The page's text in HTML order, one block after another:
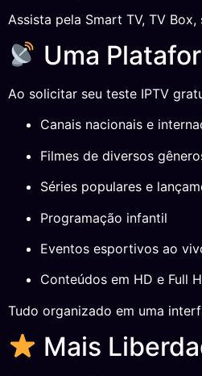
Assista pela Smart TV, TV
Uma
Ao solicitar seu teste IPTV
Canais nacionais e
Filmes de diversos
Séries populares e
Programação infantil
Eventos esportivos ao
Conteúdos em HD e Full
Tudo organizado em uma
Mais